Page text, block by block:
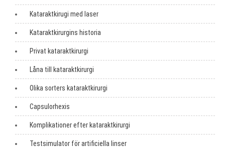
Kataraktkirugi med laser
Kataraktkirurgins historia
Privat kataraktkirurgi
Låna till kataraktkirurgi
Olika sorters kataraktkirurgi
Capsulorhexis
Komplikationer efter kataraktkirurgi
Testsimulator för artificiella linser